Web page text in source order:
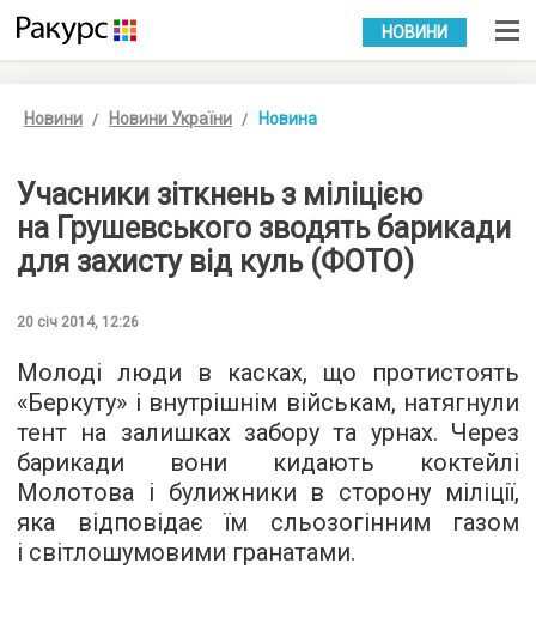
УКР РУС
НОВИНИ
Новини Новини України Новина
Учасники зіткнень з міліцією
на Грушевського зводять барикади
для захисту від куль (ФОТО)
20 січ 2014, 12:26
Молоді люди в касках, що протистоять
«Беркуту» і внутрішнім військам, натягнули
тент на залишках забору та урнах. Через
барикади вони кидають коктейлі
Молотова і булижники в сторону міліції,
яка відповідає їм сльозогінним газом
і світлошумовими гранатами.